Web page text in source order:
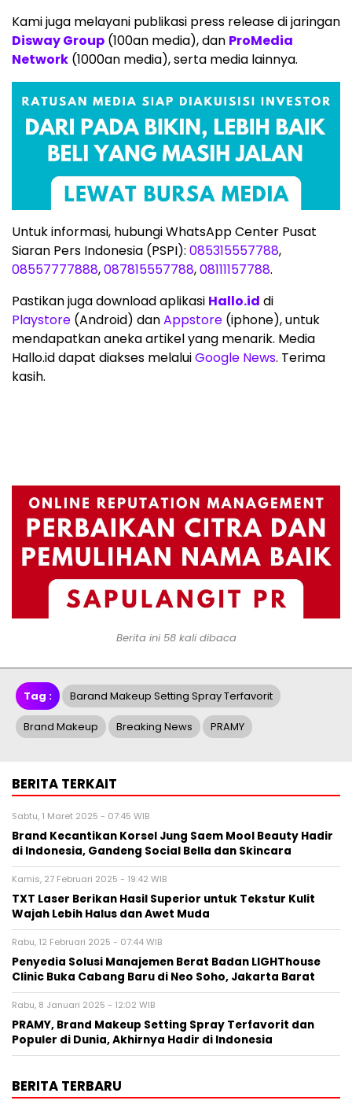
Kami juga melayani publikasi press release di jaringan
Disway Group (100an media), dan ProMedia
Network (1000an media), serta media lainnya.
Untuk informasi, hubungi WhatsApp Center Pusat
Siaran Pers Indonesia (PSPI): 085315557788,
08557777888,087815557788,08111157788.
Pastikan juga download aplikasi Hallo.id di
Playstore (Android) danAppstore (iphone), untuk
mendapatkan aneka artikel yang menarik. Media
Hallo.id dapat diakses melaluiGoogle News. Terima
kasih.
Berita ini 58 kali dibaca
Tag : Barand Makeup Setting Spray Terfavorit
Brand Makeup Breaking News PRAMY
BERITA TERKAIT
Sabtu, 1 Maret 2025 - 07:45 WIB
Brand Kecantikan Korsel Jung Saem Mool Beauty Hadir
di Indonesia, Gandeng Social Bella dan Skincara
Kamis, 27 Februari 2025 - 19:42 WIB
TXT Laser Berikan Hasil Superior untuk Tekstur Kulit
Wajah Lebih Halus dan Awet Muda
Rabu, 12 Februari 2025 - 07:44 WIB
Penyedia Solusi Manajemen Berat Badan LIGHThouse
Clinic Buka Cabang Baru di Neo Soho, Jakarta Barat
Rabu, 8 Januari 2025 - 12:02 WIB
PRAMY, Brand Makeup Setting Spray Terfavorit dan
Populer di Dunia, Akhirnya Hadir di Indonesia
BERITA TERBARU